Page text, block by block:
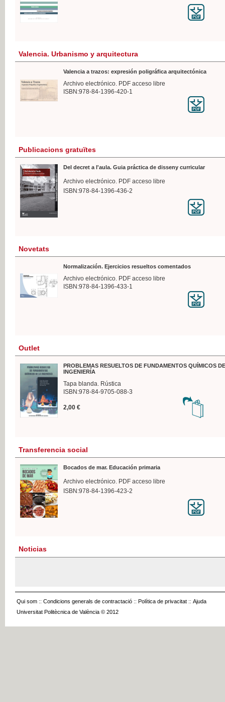
Valencia. Urbanismo y arquitectura
Valencia a trazos: expresión poligráfica arquitectónica
Archivo electrónico. PDF acceso libre
ISBN:978-84-1396-420-1
Publicacions gratuïtes
Del decret a l'aula. Guia práctica de disseny curricular
Archivo electrónico. PDF acceso libre
ISBN:978-84-1396-436-2
Novetats
Normalización. Ejercicios resueltos comentados
Archivo electrónico. PDF acceso libre
ISBN:978-84-1396-433-1
Outlet
PROBLEMAS RESUELTOS DE FUNDAMENTOS QUÍMICOS
INGENIERÍA
Tapa blanda. Rústica
ISBN:978-84-9705-088-3
2,00 €
Transferencia social
Bocados de mar. Educación primaria
Archivo electrónico. PDF acceso libre
ISBN:978-84-1396-423-2
Noticias
Qui som :: Condicions generals de contractació :: Política de privacitat :: Ajuda
Universitat Politècnica de València © 2012